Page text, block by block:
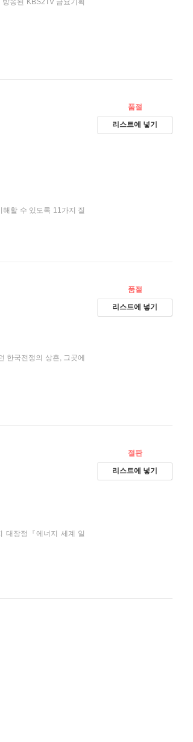
송된 KBS2TV 금요기획
할 수 있도록 11가지 질
품절
리스트에 넣기
한국전쟁의 상흔, 그곳에
품절
리스트에 넣기
대장정『에너지 세계 일
절판
리스트에 넣기